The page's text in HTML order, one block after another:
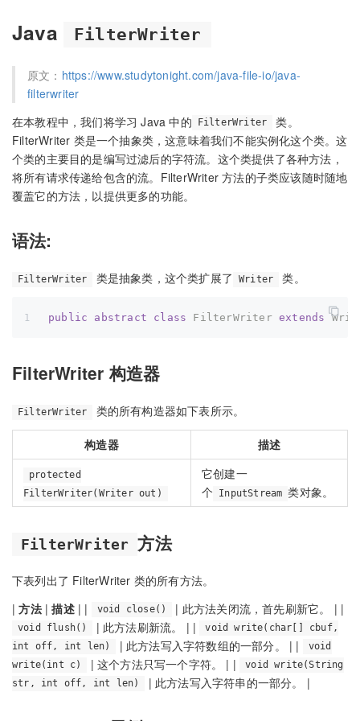
Java FilterWriter
原文： https://www.studytonight.com/java-file-io/java-
filterwriter
在本教程中，我们将学习 Java 中的
FilterWriter
类。
FilterWriter 类是一个抽象类，这意味着我们不能实例化这个类。这
个类的主要目的是编写过滤后的字符流。这个类提供了各种方法，
将所有请求传递给包含的流。FilterWriter 方法的子类应该随时随地
覆盖它的方法，以提供更多的功能。
语法:
FilterWriter 类是抽象类，这个类扩展了 Writer 类。
public abstract class FilterWriter extends
FilterWriter 构造器
FilterWriter 类的所有构造器如下表所示。
构造器 描述
protected
FilterWriter(Writer out)
它创建一
个
InputStream 类对象。
FilterWriter 方法
下表列出了 FilterWriter 类的所有方法。
|方法|描述| | void close() | 此方法关闭流，首先刷新它。 | |
void flush() | 此方法刷新流。 | |
void write(char[] cbuf,
int off, int len)
| 此方法写入字符数组的一部分。 | |
void
write(int c)
| 这个方法只写一个字符。 | |
void write(String
str, int off, int len)
| 此方法写入字符串的一部分。 |